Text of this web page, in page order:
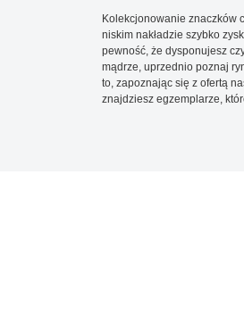
Kolekcjonowanie znaczków
niskim nakładzie szybko
pewność, że dysponujesz
mądrze, uprzednio poznaj
to, zapoznając się z ofertą
znajdziesz egzemplarze,